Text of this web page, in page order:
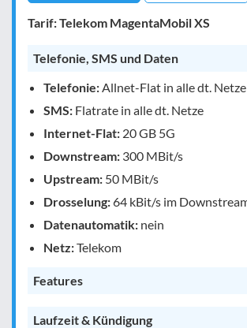
Tarif: Telekom MagentaMobil XS
Telefonie, SMS und Daten
Telefonie: Allnet-Flat in alle dt. Netze
SMS: Flatrate in alle dt. Netze
Internet-Flat: 20 GB 5G
Downstream: 300 MBit/s
Upstream: 50 MBit/s
Drosselung:64 kBit/s im
Datenautomatik: nein
Netz:Telekom
Features
Laufzeit & Kündigung